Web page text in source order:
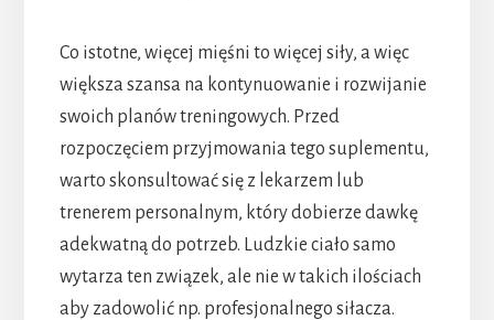
Co istotne, więcej mięśni to więcej siły, a więc
większa szansa na kontynuowanie i rozwijanie
swoich planów treningowych. Przed
rozpoczęciem przyjmowania tego suplementu,
warto skonsultować się z lekarzem lub
trenerem personalnym, który dobierze dawkę
adekwatną do potrzeb. Ludzkie ciało samo
wytarza ten związek, ale nie w takich ilościach
aby zadowolić np. profesjonalnego siłacza.